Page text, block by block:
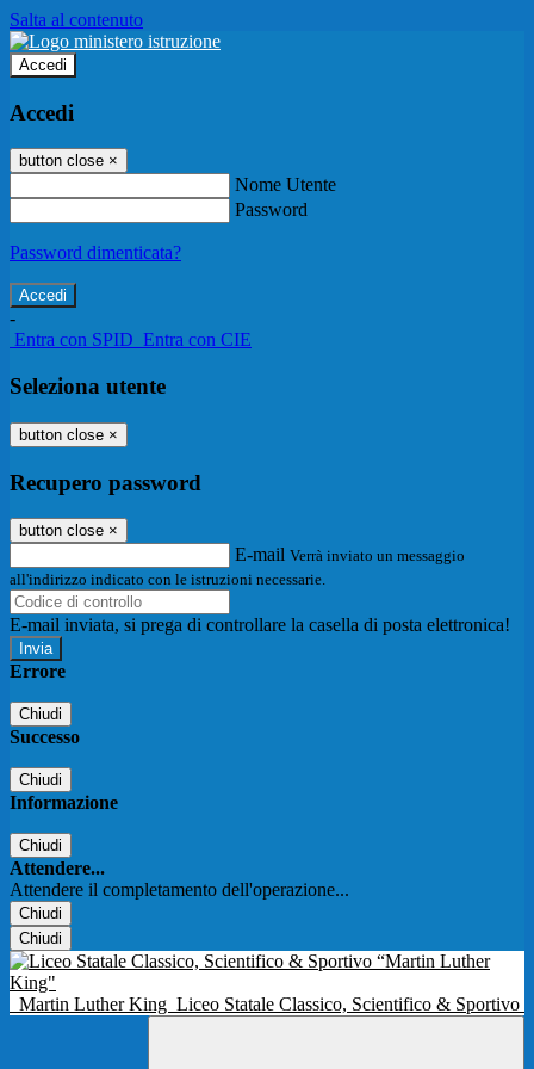
Salta al contenuto
Accedi
Accedi
button close ×
Nome Utente
Password
Password dimenticata?
-
Entra con SPID Entra con CIE
Seleziona utente
button close ×
Recupero password
button close ×
E-mail Verrà inviato un messaggio
all'indirizzo indicato con le istruzioni necessarie.
E-mail inviata, si prega di controllare la casella di posta elettronica!
Errore
Chiudi
Successo
Chiudi
Informazione
Chiudi
Attendere...
Attendere il completamento dell'operazione...
Chiudi
Chiudi
Martin Luther King Liceo Statale Classico, Scientifico & Sportivo